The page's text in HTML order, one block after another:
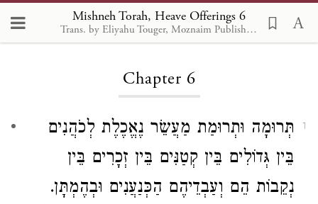
Mishneh Torah, Heave Offerings 6
Trans. by Eliyahu Touger, Moznaim Publishing
Loading...
Chapter 6
1
תְּרוּמָה וּתְרוּמַת מַעֲשֵׂר נֶאֱכֶלֶת לְכֹהֲנִים
בֵּין גְּדוֹלִים בֵּין קְטַנִּים בֵּין זְכָרִים בֵּין
נְקֵבוֹת הֵם וְעַבְדֵיהֶם הַכְּנַעֲנִים וּבְהֶמְתָּן.